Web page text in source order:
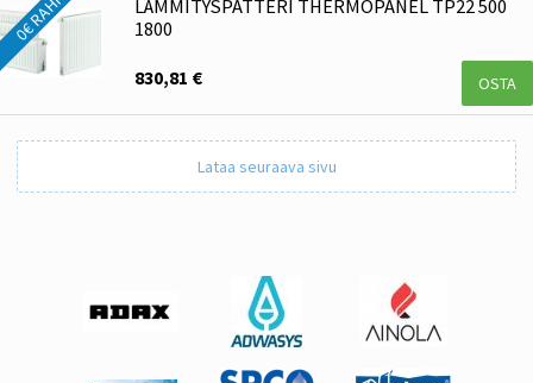
0€ RAHTI!
LÄMMITYSPATTERI THERMOPANEL TP22 500
1800
830,81 € OSTA
Lataa seuraava sivu